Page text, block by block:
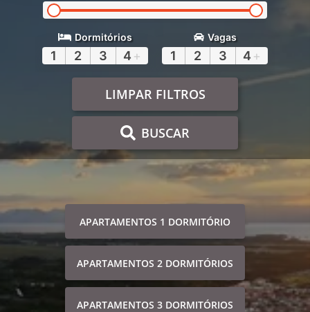
Dormitórios
1 2 3 4 +
Vagas
1 2 3 4 +
LIMPAR FILTROS
BUSCAR
APARTAMENTOS 1 DORMITÓRIO
APARTAMENTOS 2 DORMITÓRIOS
APARTAMENTOS 3 DORMITÓRIOS